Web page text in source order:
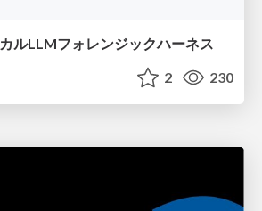
ルLLMフォレンジックハーネス
2 230